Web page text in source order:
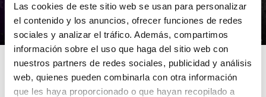
Las cookies de este sitio web se usan para personalizar
el contenido y los anuncios, ofrecer funciones de redes
sociales y analizar el tráfico. Además, compartimos
información sobre el uso que haga del sitio web con
nuestros partners de redes sociales, publicidad y análisis
web, quienes pueden combinarla con otra información
que les haya proporcionado o que hayan recopilado a
I Basketball Night Agost 3×3
06/08/2014